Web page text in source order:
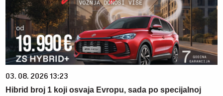
03. 08. 2026 13:23
Hibrid broj 1 koji osvaja Evropu, sada po specijalnoj